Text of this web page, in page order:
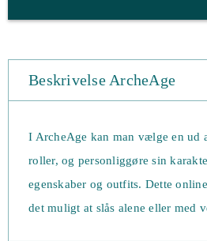
Beskrivelse ArcheAge
I ArcheAge kan man vælge en ud
roller, og personliggøre sin
egenskaber og outfits. Dette
det muligt at slås alene eller med